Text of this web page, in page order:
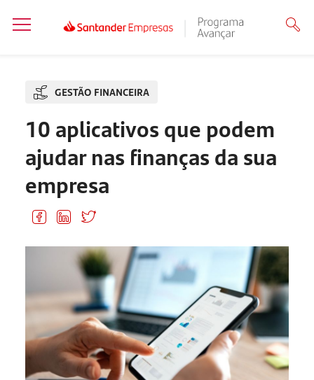
GESTÃO FINANCEIRA
10 aplicativos que podem
ajudar nas finanças da sua
empresa